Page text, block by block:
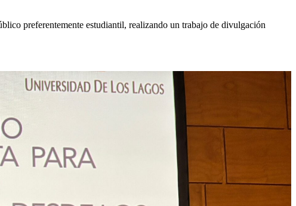
preferentemente estudiantil, realizando un trabajo de divulgación